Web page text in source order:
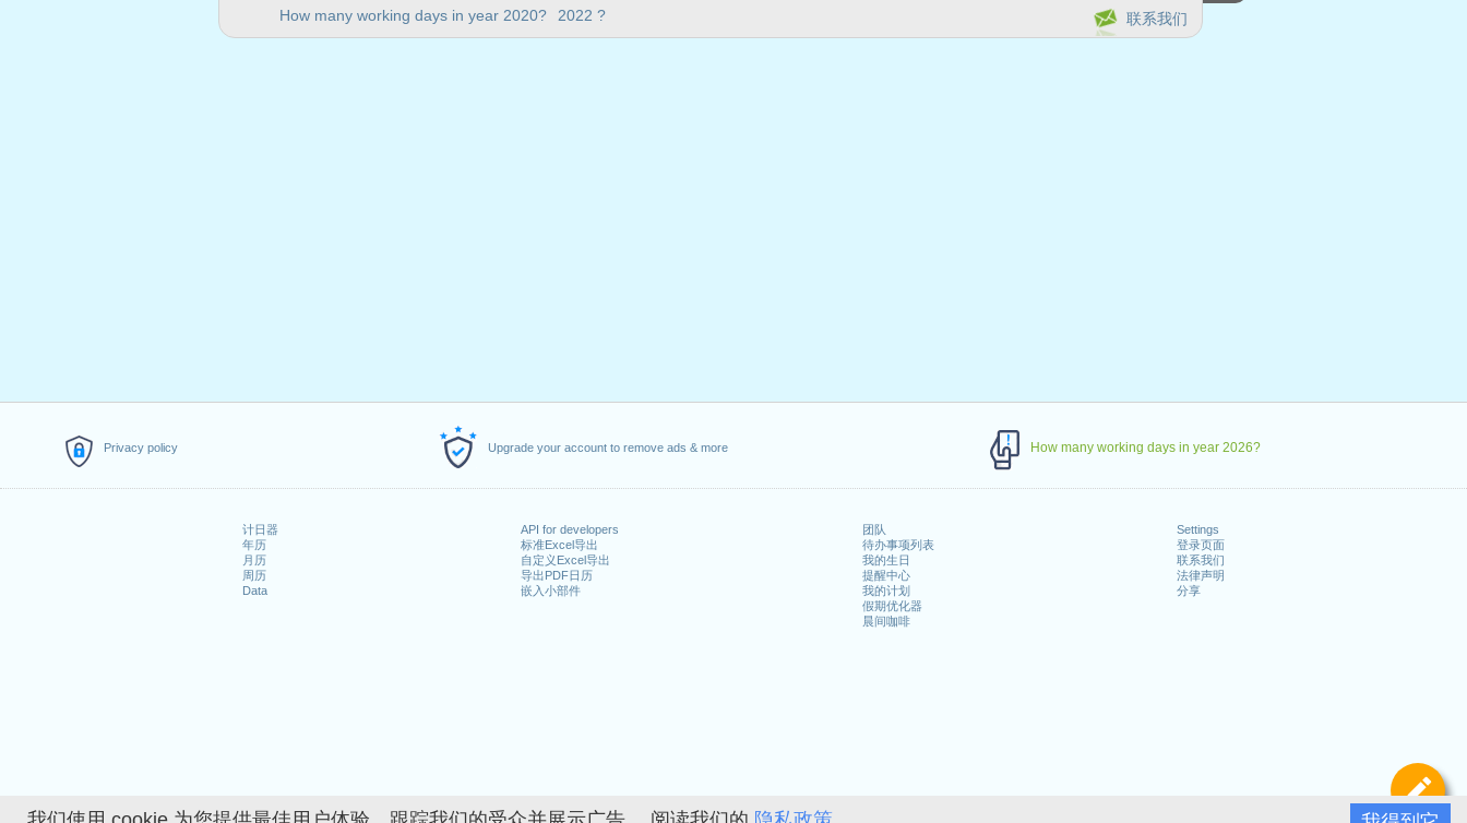
Privacy policy Upgrade your account to remove ads & more How many working days in year 2026?
计日器
年历
月历
周历
Data
API for developers
标准Excel导出
自定义Excel导出
导出PDF日历
嵌入小部件
团队
待办事项列表
我的生日
提醒中心
我的计划
假期优化器
晨间咖啡
Settings
登录页面
联系我们
法律声明
分享
定
How many working days in year 2020? 2022 ? 联系我们
2021年有多少个周末日？
3. Fête nationale suisse : 2021年8月1日星期日
4. Noël : 2021年12月25日星期六
5. Saint Étienne : 2021年12月26日星期日